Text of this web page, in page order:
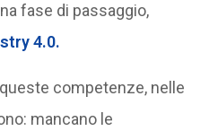
fase di passaggio,
4.0.
competenze, nelle
mancano le